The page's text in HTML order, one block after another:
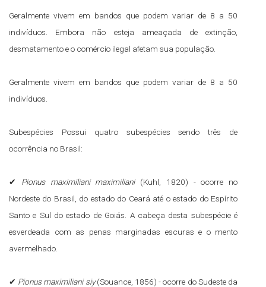
Geralmente vivem em bandos que podem variar de 8 a 50
indivíduos. Embora não esteja ameaçada de extinção,
desmatamento e o comércio ilegal afetam sua população.
Geralmente vivem em bandos que podem variar de 8 a 50
indivíduos.
Subespécies Possui quatro subespécies sendo três de
ocorrência no Brasil:
✔ Pionus maximiliani maximiliani(Kuhl, 1820) - ocorre no
Nordeste do Brasil, do estado do Ceará até o estado do Espírito
Santo e Sul do estado de Goiás. A cabeça desta subespécie é
esverdeada com as penas marginadas escuras e o mento
avermelhado.
✔ Pionus maximiliani siy(Souance, 1856) - ocorre do Sudeste da